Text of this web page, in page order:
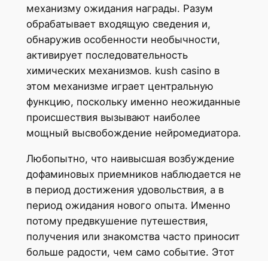
механизму ожидания награды. Разум
обрабатывает входящую сведения и,
обнаружив особенности необычности,
активирует последовательность
химических механизмов. kush casino в
этом механизме играет центральную
функцию, поскольку именно неожиданные
происшествия вызывают наиболее
мощный высвобождение нейромедиатора.
Любопытно, что наивысшая возбуждение
дофаминовых приемников наблюдается не
в период достижения удовольствия, а в
период ожидания нового опыта. Именно
потому предвкушение путешествия,
получения или знакомства часто приносит
больше радости, чем само событие. Этот